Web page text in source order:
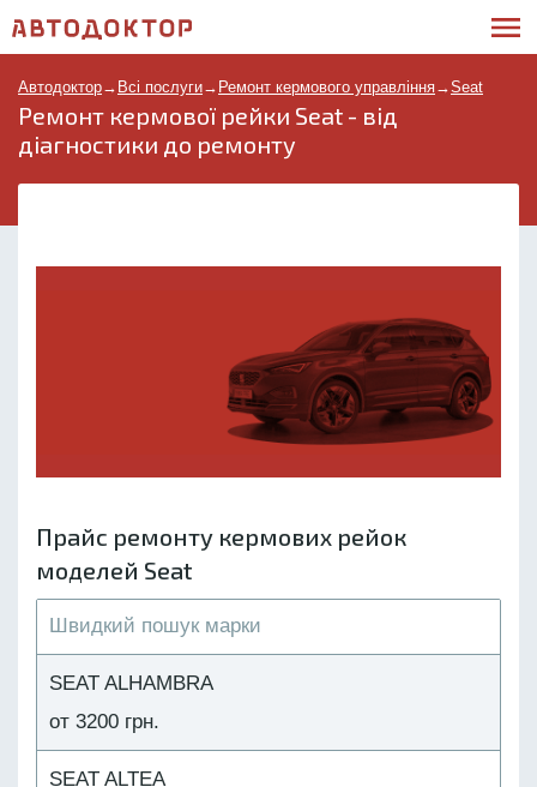
Автодоктор→ Всі послуги→ Ремонт кермового управління→Seat
Ремонт кермової рейки Seat - від
діагностики до ремонту
Прайс ремонту кермових рейок
моделей Seat
SEAT ALHAMBRA
от 3200 грн.
SEAT ALTEA